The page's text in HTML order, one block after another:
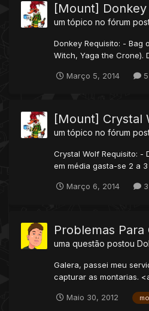
[Mount] Donkey
um tópico no fórum
Donkey Requisito: - Bag
Witch, Yaga the Crone).
Março 5, 2014
[Mount] Crystal
um tópico no fórum
Crystal Wolf Requisito: -
em média gasta-se 2 a
Março 6, 2014
Problemas
uma questão postou
Galera, passei meu
capturar as montarias.
Maio 30, 2012